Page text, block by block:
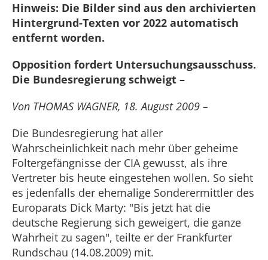
Hinweis: Die Bilder sind aus den archivierten
Hintergrund-Texten vor 2022 automatisch
entfernt worden.
Opposition fordert Untersuchungsausschuss.
Die Bundesregierung schweigt –
Von THOMAS WAGNER, 18. August 2009 –
Die Bundesregierung hat aller
Wahrscheinlichkeit nach mehr über geheime
Foltergefängnisse der CIA gewusst, als ihre
Vertreter bis heute eingestehen wollen. So sieht
es jedenfalls der ehemalige Sonderermittler des
Europarats Dick Marty: "Bis jetzt hat die
deutsche Regierung sich geweigert, die ganze
Wahrheit zu sagen", teilte er der Frankfurter
Rundschau (14.08.2009) mit.